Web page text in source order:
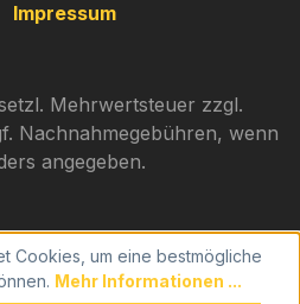
Impressum
Mehrwertsteuer zzgl.
Nachnahmegebühren, wenn
angegeben.
Cookies, um eine bestmögliche
Mehr Informationen ...